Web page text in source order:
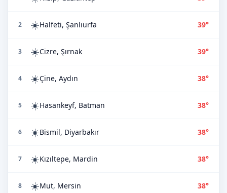
2 ☀️Halfeti, Şanlıurfa 39°
3 ☀️Cizre, Şırnak 39°
4 ☀️Çine, Aydın 38°
5 ☀️Hasankeyf, Batman 38°
6 ☀️Bismil, Diyarbakır 38°
7 ☀️Kızıltepe, Mardin 38°
8 ☀️Mut, Mersin 38°